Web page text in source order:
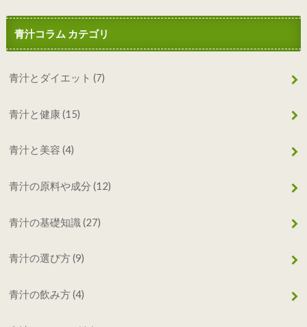
青汁コラム カテゴリ
青汁とダイエット(7)
青汁と健康(15)
青汁と美容(4)
青汁の原料や成分(12)
青汁の基礎知識(27)
青汁の選び方(9)
青汁の飲み方(4)